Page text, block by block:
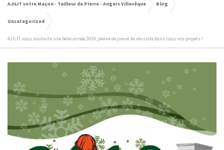
AJILIT votre Maçon - Tailleur de Pierre - Angers Villevêque Blog
Uncategorized
AJILIT vous souhaite une belle année 2019, pleine de joie et de réussite dans tous vos projets !